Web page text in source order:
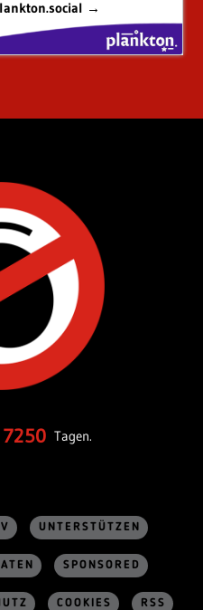
→
7250 Tagen.
UNTERSTÜTZEN
SPONSORED
COOKIES RSS